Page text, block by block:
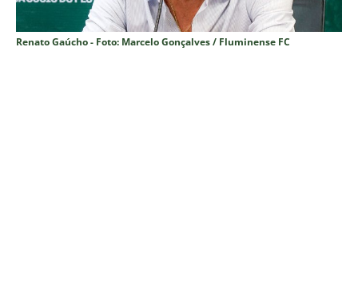
Renato Gaúcho - Foto: Marcelo Gonçalves / Fluminense FC